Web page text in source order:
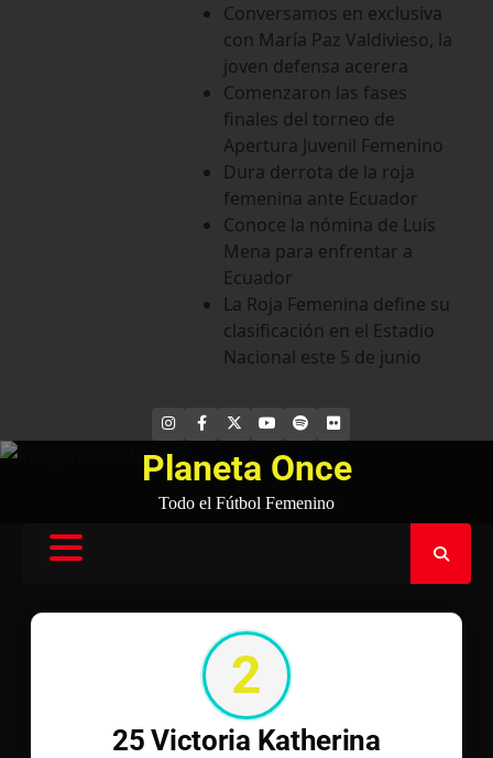
Conversamos en exclusiva
con María Paz Valdivieso, la
joven defensa acerera
Comenzaron las fases
finales del torneo de
Apertura Juvenil Femenino
Dura derrota de la roja
femenina ante Ecuador
Conoce la nómina de Luis
Mena para enfrentar a
Ecuador
La Roja Femenina define su
clasificación en el Estadio
Nacional este 5 de junio
INSTAGRAM
FACEBOOK YOUTUBE
SPOTIFYFLICKR
Planeta Once
Todo el Fútbol Femenino
2
25 Victoria Katherina